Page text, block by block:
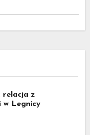
relacja z
w Legnicy